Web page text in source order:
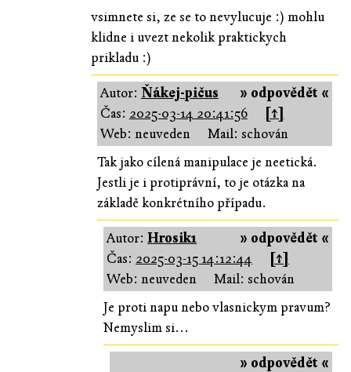
vsimnete si, ze se to nevylucuje :) mohlu
klidne i uvezt nekolik praktickych
prikladu :)
» odpovědět «
Autor: Ňákej-pičus
Čas: 2025-03-14 20:41:56
[↑]
Web: neuveden
Mail: schován
Tak jako cílená manipulace je neetická.
Jestli je i protiprávní, to je otázka na
základě konkrétního případu.
» odpovědět «
Autor:Hrosik1
Čas: 2025-03-15 14:12:44
[↑]
Web: neuveden
Mail: schován
Je proti napu nebo vlasnickym pravum?
Nemyslim si...
» odpovědět «